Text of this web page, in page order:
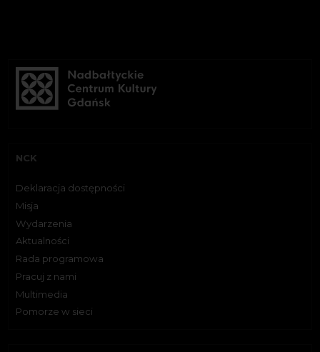
NCK
Deklaracja dostępności
Misja
Wydarzenia
Aktualności
Rada programowa
Pracuj z nami
Multimedia
Pomorze w sieci